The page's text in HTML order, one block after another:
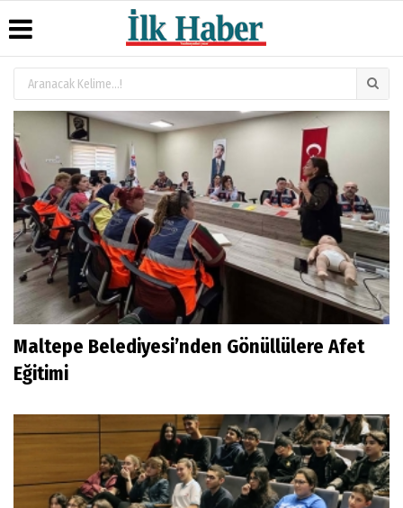
Üye Paneli
Haber
Arşivi
Gazete
Arşivi
Günün
Haberleri
Hava
Durumu
Manşetleri
Anketler
Biyografiler
Köşe
Yazarları
Foto
Galeri
Künye
İletişim
Çerez
Politikası
Gizlilik
İlkeleri
Maltepe Belediyesi’nden Gönüllülere Afet
Eğitimi